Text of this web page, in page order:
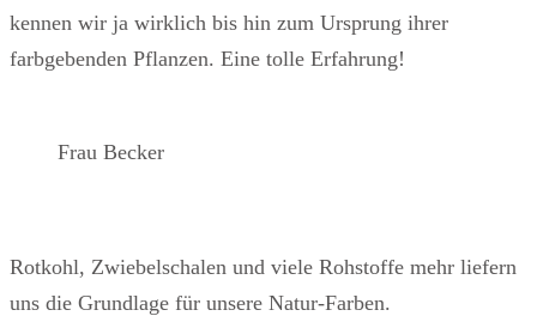
kennen wir ja wirklich bis hin zum Ursprung ihrer
farbgebenden Pflanzen. Eine tolle Erfahrung!
Frau Becker
Rotkohl, Zwiebelschalen und viele Rohstoffe mehr liefern
uns die Grundlage für unsere Natur-Farben.